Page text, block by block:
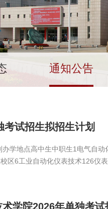
通知公告
考试招生拟招生计划
办学地点高中生中职生1电气自
区6工业自动化仪表技术126仪
学院2026年单独考试